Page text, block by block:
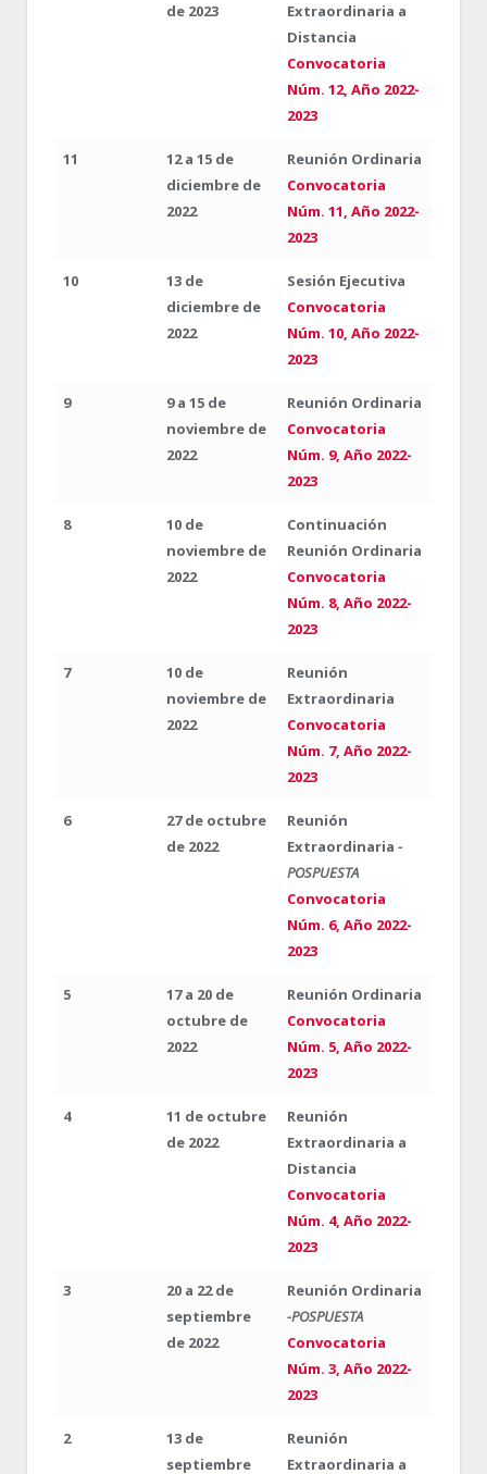
de 2023
Extraordinaria a
Distancia
Convocatoria
Núm. 12, Año 2022-
2023
11
12 a 15 de
diciembre de
2022
Reunión Ordinaria
Convocatoria
Núm. 11, Año 2022-
2023
10
13 de
diciembre de
2022
Sesión Ejecutiva
Convocatoria
Núm. 10, Año 2022-
2023
9
9 a 15 de
noviembre de
2022
Reunión Ordinaria
Convocatoria
Núm. 9, Año 2022-
2023
8
10 de
noviembre de
2022
Continuación
Reunión Ordinaria
Convocatoria
Núm. 8, Año 2022-
2023
7
10 de
noviembre de
2022
Reunión
Extraordinaria
Convocatoria
Núm. 7, Año 2022-
2023
6
27 de octubre
de 2022
Reunión
Extraordinaria -
POSPUESTA
Convocatoria
Núm. 6, Año 2022-
2023
5
17 a 20 de
octubre de
2022
Reunión Ordinaria
Convocatoria
Núm. 5, Año 2022-
2023
4
11 de octubre
de 2022
Reunión
Extraordinaria a
Distancia
Convocatoria
Núm. 4, Año 2022-
2023
3
20 a 22 de
septiembre
de 2022
Reunión Ordinaria
-POSPUESTA
Convocatoria
Núm. 3, Año 2022-
2023
2
13 de
septiembre
Reunión
Extraordinaria a